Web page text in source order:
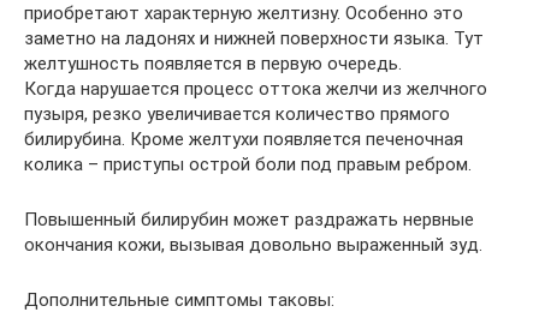
приобретают характерную желтизну. Особенно это
заметно на ладонях и нижней поверхности языка. Тут
желтушность появляется в первую очередь.
Когда нарушается процесс оттока желчи из желчного
пузыря, резко увеличивается количество прямого
билирубина. Кроме желтухи появляется печеночная
колика – приступы острой боли под правым ребром.
Повышенный билирубин может раздражать нервные
окончания кожи, вызывая довольно выраженный зуд.
Дополнительные симптомы таковы: